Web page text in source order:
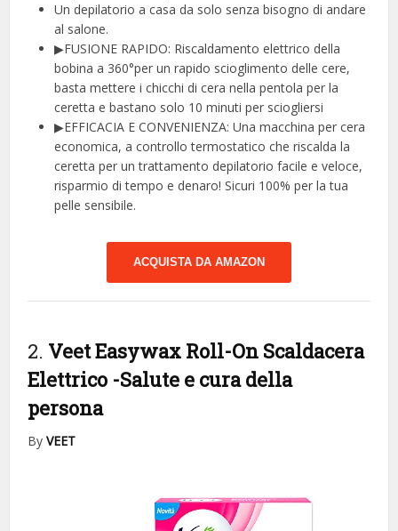
Un depilatorio a casa da solo senza bisogno di andare
al salone.
▶FUSIONE RAPIDO: Riscaldamento elettrico della
bobina a 360°per un rapido scioglimento delle cere,
basta mettere i chicchi di cera nella pentola per la
ceretta e bastano solo 10 minuti per sciogliersi
▶EFFICACIA E CONVENIENZA: Una macchina per cera
economica, a controllo termostatico che riscalda la
ceretta per un trattamento depilatorio facile e veloce,
risparmio di tempo e denaro! Sicuri 100% per la tua
pelle sensibile.
ACQUISTA DA AMAZON
2. Veet Easywax Roll-On Scaldacera
Elettrico -Salute e cura della
persona
ByVEET